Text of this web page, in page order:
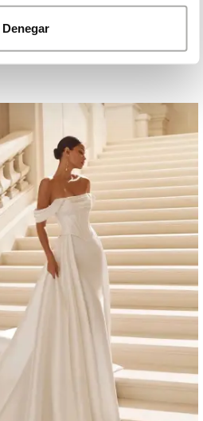
Denegar